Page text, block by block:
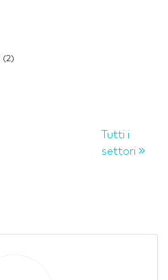
(2)
Tutti i
settori